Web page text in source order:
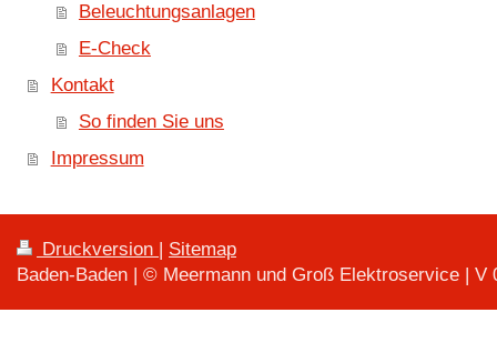
Beleuchtungsanlagen
E-Check
Kontakt
So finden Sie uns
Impressum
Druckversion | Sitemap
Baden-Baden | © Meermann und Groß Elektroservice | V